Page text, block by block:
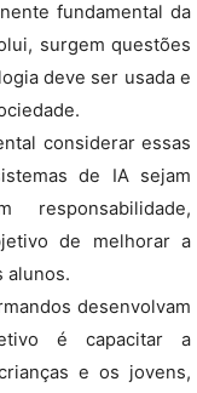
fundamental da
surgem questões
deve ser usada e
considerar essas
de IA sejam
responsabilidade,
de melhorar a
alunos.
desenvolvam
é capacitar a
e os jovens,